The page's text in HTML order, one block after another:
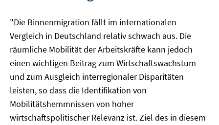
"Die Binnenmigration fällt im internationalen
Vergleich in Deutschland relativ schwach aus. Die
räumliche Mobilität der Arbeitskräfte kann jedoch
einen wichtigen Beitrag zum Wirtschaftswachstum
und zum Ausgleich interregionaler Disparitäten
leisten, so dass die Identifikation von
Mobilitätshemmnissen von hoher
wirtschaftspolitischer Relevanz ist. Ziel des in diesem